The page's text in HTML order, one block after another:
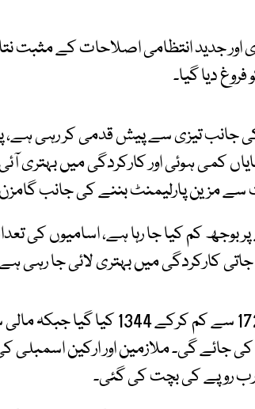
جدید انتظامی اصلاحات کے مثبت
دیا گیا۔
جانب تیزی سے پیش قدمی کر رہی ہے،
کمی ہوئی اور کارکردگی میں بہتری
سے مزین پارلیمنٹ بننے کی جانب
بوجھ کم کیا جا رہا ہے، اسامیوں کی
کارکردگی میں بہتری لائی جا رہی
قومی اسمبلی میں اسامیوں کی تعداد کو 1725 سے کم کرکے 1344 کیا
80 اسامیاں ختم کی جائے گی۔ ملازمین اور ارکین